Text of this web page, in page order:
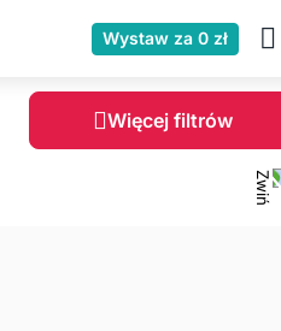
Wystaw za 0 zł
Więcej filtrów